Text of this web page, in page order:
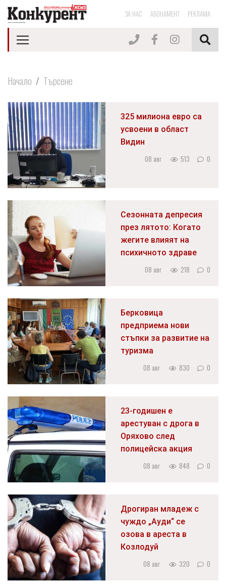
ЗА НАС АБОНАМЕНТ РЕКЛАМА
Начало Търсене
325 милиона евро са
усвоени в област
Видин
08 авг 513 0
Сезонната депресия
през лятото: Когато
жегите влияят на
психичното здраве
08 авг 218 0
Берковица
предприема нови
стъпки за развитие на
туризма
08 авг 830 0
23-годишен е
арестуван с дрога в
Оряхово след
полицейска акция
08 авг 848 0
Дрогиран младеж с
чуждо „Ауди“ се
озова в ареста в
Козлодуй
08 авг 320 0